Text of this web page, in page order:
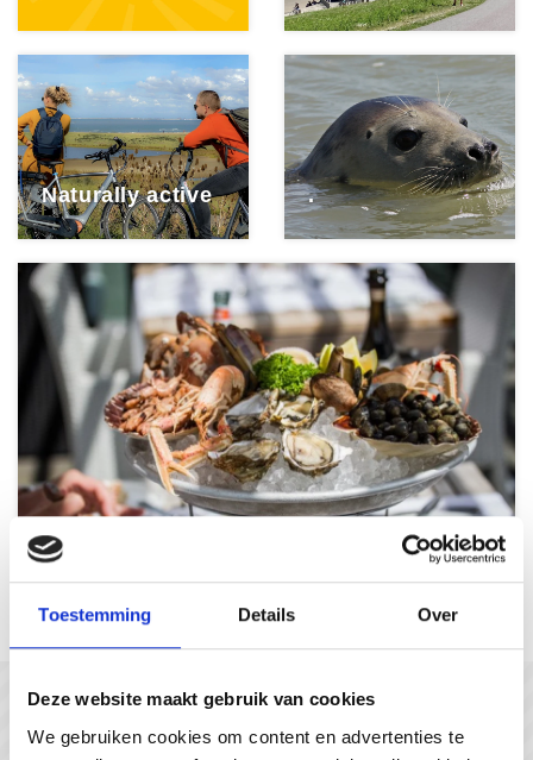
Toestemming Details Over
Deze website maakt gebruik van cookies
We gebruiken cookies om content en advertenties te
Naturally active .
Culinary delights
In gesprek met...
#gastvrijzeeuwsvlaanderen